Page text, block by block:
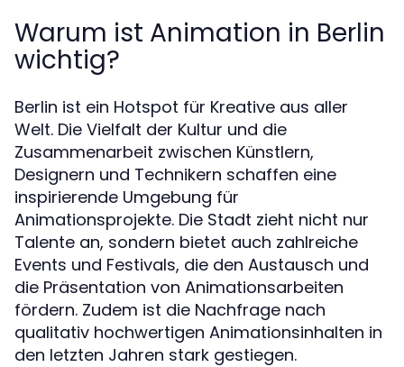
Warum ist Animation in Berlin
wichtig?
Berlin ist ein Hotspot für Kreative aus aller
Welt. Die Vielfalt der Kultur und die
Zusammenarbeit zwischen Künstlern,
Designern und Technikern schaffen eine
inspirierende Umgebung für
Animationsprojekte. Die Stadt zieht nicht nur
Talente an, sondern bietet auch zahlreiche
Events und Festivals, die den Austausch und
die Präsentation von Animationsarbeiten
fördern. Zudem ist die Nachfrage nach
qualitativ hochwertigen Animationsinhalten in
den letzten Jahren stark gestiegen.